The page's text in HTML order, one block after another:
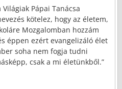
Pápai Tanácsa
kötelez, hogy az életem,
Mozgalomban hozzám
éppen ezért evangelizáló élet
soha nem fogja tudni
csak a mi életünkből.”